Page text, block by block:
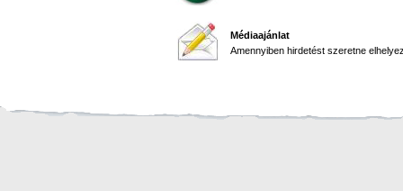
Médiaajánlat
Amennyiben hirdetést szeretne